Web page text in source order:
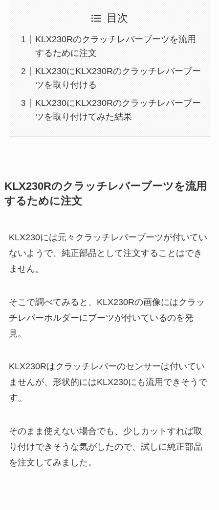
目次
KLX230Rのクラッチレバーブーツを流用
するために注文
KLX230にKLX230Rのクラッチレバーブー
ツを取り付ける
KLX230にKLX230Rのクラッチレバーブー
ツを取り付けてみた結果
KLX230Rのクラッチレバーブーツを流用
するために注文
KLX230には元々クラッチレバーブーツが付いてい
ないようで、純正部品として注文することはでき
ません。
そこで調べてみると、KLX230Rの画像にはクラッ
チレバーホルダーにブーツが付いているのを発
見。
KLX230Rはクラッチレバーのセンサーは付いてい
ませんが、形状的にはKLX230にも流用できそうで
す。
そのまま使えない場合でも、少しカットすれば取
り付けできそうな気がしたので、試しに純正部品
を注文してみました。